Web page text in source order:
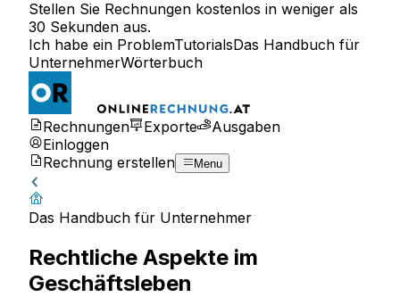
Stellen Sie Rechnungen kostenlos in weniger als
30 Sekunden aus.
Ich habe ein ProblemTutorialsDas Handbuch für
UnternehmerWörterbuch
Rechnungen Exporte
Ausgaben
Einloggen
Rechnung erstellen
Menu
Das Handbuch für Unternehmer
Rechtliche Aspekte im
Geschäftsleben